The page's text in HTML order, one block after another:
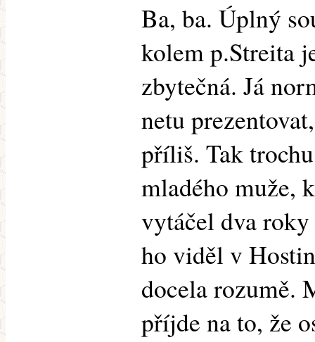
Ba, ba. Úplný
kolem p.Streita
zbytečná. Já
netu
příliš. Tak
mladého muže,
vytáčel dva
ho viděl v
docela rozumě.
příjde na to, že